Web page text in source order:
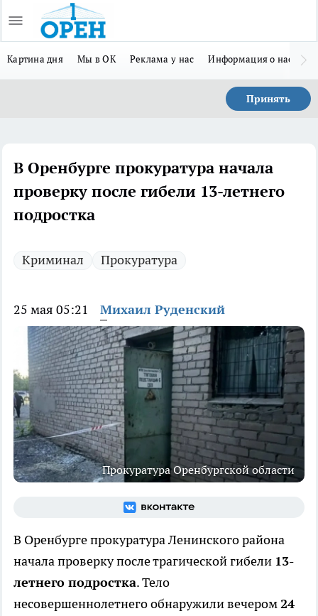
Картина дня Мы в ОК Реклама у нас Информация о нас
Принять
В Оренбурге прокуратура начала
проверку после гибели 13-летнего
подростка
Криминал Прокуратура
25 мая 05:21 Михаил Руденский
Прокуратура Оренбургской области
В Оренбурге прокуратура Ленинского района
начала проверку после трагической гибели 13-
летнего подростка. Тело
несовершеннолетнего обнаружили вечером24